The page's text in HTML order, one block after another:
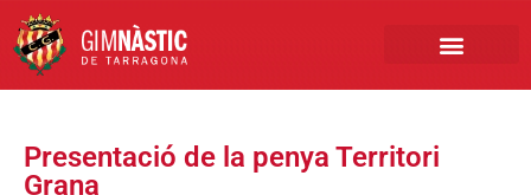
Presentació de la penya Territori
Grana